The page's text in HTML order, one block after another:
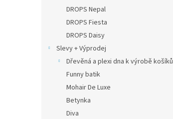
DROPS Nepal
DROPS Fiesta
DROPS Daisy
Slevy + Výprodej
Dřevěná a plexi dna k výrobě košíků
Funny batik
Mohair De Luxe
Betynka
Diva